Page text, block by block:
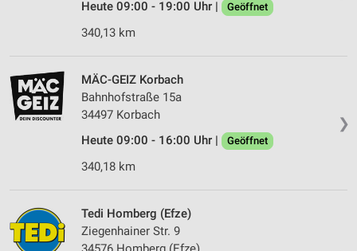
Heute 09:00 - 19:00 Uhr |
Geöffnet
340,13 km
❯
MÄC-GEIZ Korbach
Bahnhofstraße 15a
34497 Korbach
Heute 09:00 - 16:00 Uhr |
Geöffnet
340,18 km
Tedi Homberg (Efze)
Ziegenhainer Str. 9